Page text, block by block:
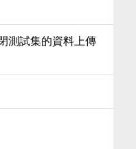
測試集的資料上傳